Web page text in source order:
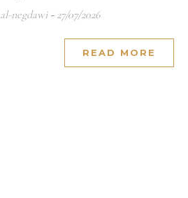
27/07/2026
- By
negdawi
READ MORE